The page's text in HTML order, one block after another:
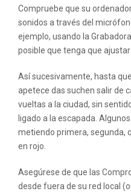
Compruebe que su
sonidos a través del
ejemplo, usando la
posible que tenga que
Así sucesivamente, hasta
apetece das suchen salir de
vueltas a la ciudad, sin
ligado a la escapada.
metiendo primera, segunda,
en rojo.
Asegúrese de que las
desde fuera de su red local